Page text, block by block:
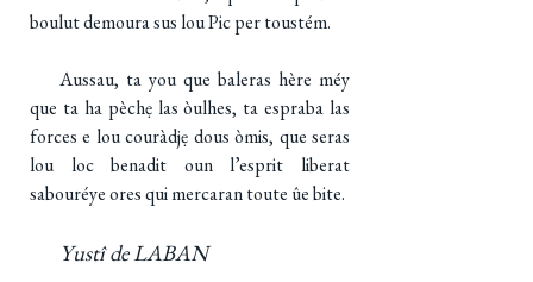
boulut demoura sus lou Pic per toustém.
Aussau, ta you que baleras hère méy
que ta ha pèchẹ las òulhes, ta espraba las
forces e lou couràdjẹ dous òmis, que seras
lou loc benadit oun l’esprit liberat
sabouréye ores qui mercaran toute ûe bite.
Yustî de LABAN